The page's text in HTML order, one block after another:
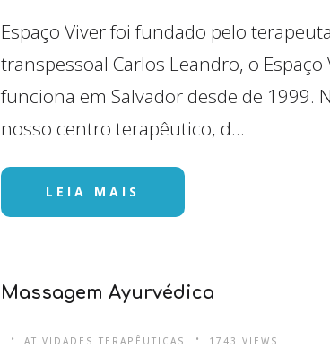
Espaço Viver foi fundado pelo terapeuta
transpessoal Carlos Leandro, o Espaço
funciona em Salvador desde de 1999.
nosso centro terapêutico, d...
LEIA MAIS
Massagem Ayurvédica
ATIVIDADES TERAPÊUTICAS 1743 VIEWS